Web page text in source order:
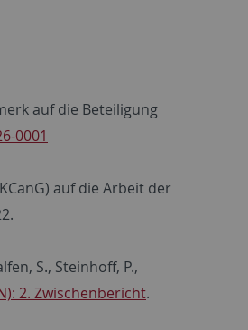
auf die Beteiligung
0001
auf die Arbeit der
S., Steinhoff, P.,
2. Zwischenbericht.